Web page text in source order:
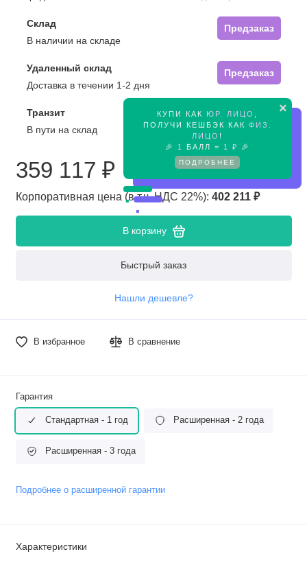
×
КУПИ КАК ЮР. ЛИЦО
ПОЛУЧИ КЕШБЭК КАК ФИЗ.
ЛИЦО !
🎉
1 БАЛЛ = 1 ₽ 🎉
ПОДРОБНЕЕ
Склад
Предзаказ
В наличии на складе
Удаленный склад
Предзаказ
Доставка в течении 1-2 дня
Транзит
Предзаказ
В пути на склад
359 117 ₽
Корпоративная цена (в т.ч. НДС 22%): 402 211 ₽
В корзину
Быстрый заказ
Нашли дешевле?
В избранное В сравнение
Гарантия
Стандартная - 1 год Расширенная - 2 года
Расширенная - 3 года
Подробнее о расширенной гарантии
Характеристики